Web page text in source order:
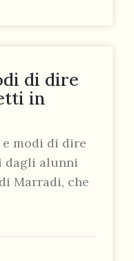
di dire
in
modi di dire
dagli alunni
Marradi, che